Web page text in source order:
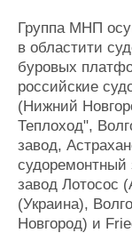
Группа МНП
в областити
буровых
российские
(Нижний
Теплоход",
завод,
завод Лотосос
(Украина),
Новгород) и